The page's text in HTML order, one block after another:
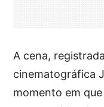
A cena,
cinematográfica
momento em